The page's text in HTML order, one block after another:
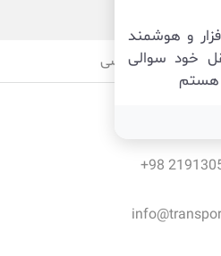
حریم خصوصی
98+
و هوشمند
خود سوالی
هستم